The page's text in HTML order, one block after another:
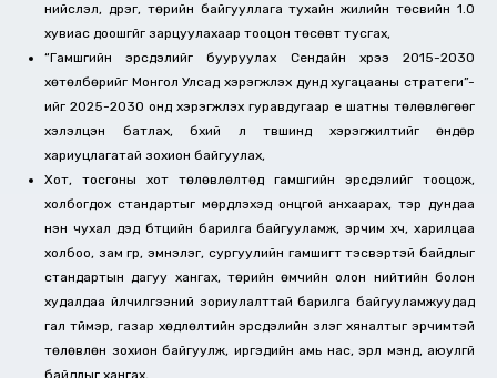
нийслэл, дүүрэг, төрийн байгууллага тухайн жилийн төсвийн 1.0
хувиас доошгүйг зарцуулахаар тооцон төсөвт тусгах,
“Гамшгийн эрсдэлийг бууруулах Сендайн хүрээ 2015-2030
хөтөлбөрийг Монгол Улсад хэрэгжүүлэх дунд хугацааны стратеги”-
ийг 2025-2030 онд хэрэгжүүлэх гуравдугаар үе шатны төлөвлөгөөг
хэлэлцэн батлах, бүхий л түвшинд хэрэгжилтийг өндөр
хариуцлагатай зохион байгуулах,
Хот, тосгоны хот төлөвлөлтөд гамшгийн эрсдэлийг тооцож,
холбогдох стандартыг мөрдүүлэхэд онцгой анхаарах, тэр дундаа
нэн чухал дэд бүтцийн барилга байгууламж, эрчим хүч, харилцаа
холбоо, зам гүүр, эмнэлэг, сургуулийн гамшигт тэсвэртэй байдлыг
стандартын дагуу хангах, төрийн өмчийн олон нийтийн болон
худалдаа үйлчилгээний зориулалттай барилга байгууламжуудад
гал түймэр, газар хөдлөлтийн эрсдэлийн үзлэг хяналтыг эрчимтэй
төлөвлөн зохион байгуулж, иргэдийн амь нас, эрүүл мэнд, аюулгүй
байдлыг хангах,